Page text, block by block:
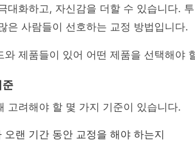
대화하고, 자신감을 더할 수 있습니다.
은 사람들이 선호하는 교정 방법입니다.
와 제품들이 있어 어떤 제품을 선택해야
준
고려해야 할 몇 가지 기준이 있습니다.
오랜 기간 동안 교정을 해야 하는지